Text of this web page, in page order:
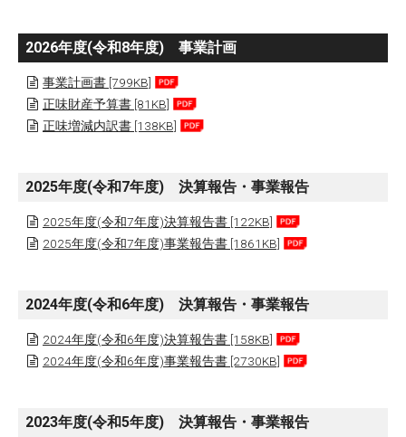
2026年度(令和8年度) 事業計画
事業計画書 [799KB]
正味財産予算書 [81KB]
正味増減内訳書 [138KB]
2025年度(令和7年度) 決算報告・事業報告
2025年度(令和7年度)決算報告書 [122KB]
2025年度(令和7年度)事業報告書 [1861KB]
2024年度(令和6年度) 決算報告・事業報告
2024年度(令和6年度)決算報告書 [158KB]
2024年度(令和6年度)事業報告書 [2730KB]
2023年度(令和5年度) 決算報告・事業報告